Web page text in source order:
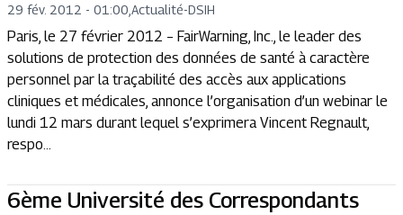
29 fév. 2012 - 01:00 Actualité-DSIH
Paris, le 27 février 2012 – FairWarning, Inc., le leader des
solutions de protection des données de santé à caractère
personnel par la traçabilité des accès aux applications
cliniques et médicales, annonce l’organisation d’un webinar le
lundi 12 mars durant lequel s’exprimera Vincent Regnault,
respo...
6ème Université des Correspondants